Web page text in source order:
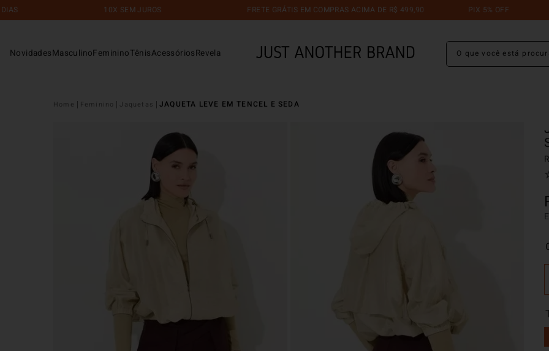
10X SEM JUROS FRETE GRÁTIS EM COMPRAS ACIMA DE R$ 499,90 PIX 5% OFF
NovidadesMasculinoFemininoTênisAcessóriosRevela
O que você está
Feminino Jaquetas JAQUETA LEVE EM TENCEL E SEDA